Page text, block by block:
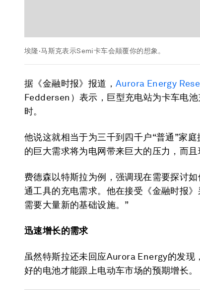
埃隆·马斯克表示Semi卡车会颠覆你的想象。
据《金融时报》报道， Aurora Energy
Feddersen）表示，巨型充电站为卡车电
时。
他说这就相当于为三千到四千户“普通”家
的巨大需求将为电网带来巨大的压力，而且
费德森以特斯拉为例，强调现在需要探讨
通工具的充电需求。他在接受《金融时报
需要大量新的基础设施。”
迅速增长的需求
虽然特斯拉还未回应Aurora Energy的发现
好的电池才能跟上电动车市场的预期增长。